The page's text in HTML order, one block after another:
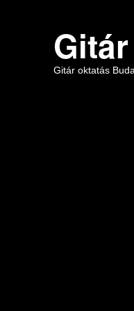
Gitár oktatás